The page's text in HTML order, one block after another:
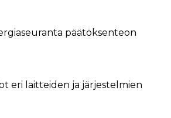
päätöksenteon
eri laitteiden ja järjestelmien